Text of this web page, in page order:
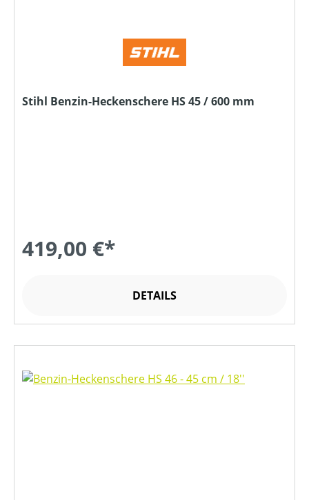
Stihl Benzin-Heckenschere HS 45 / 600 mm
419,00 €*
DETAILS